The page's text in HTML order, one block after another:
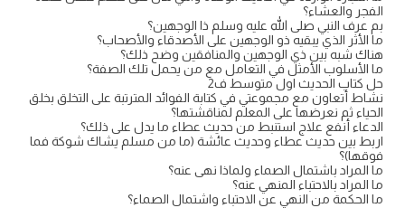
الفجر والعشاء؟
بم عرف النبي صلى الله عليه وسلم ذا الوجهين؟
ما الأثر الذي يبقيه ذو الوجهين على الأصدقاء والأصحاب؟
هناك شبه بين ذي الوجهين والمنافقين وضح ذلك؟
ما الأسلوب الأمثل في التعامل مع من يحمل تلك الصفة؟
حل كتاب الحديث اول متوسط ف2
نشاط أتعاون مع مجموعتي في كتابة الفوائد المترتبة على التخلق بخلق
الحياء ثم نعرضها على المعلم لمناقشتها؟
الدعاء أنفع علاج استنبط من حديث عطاء ما يدل على ذلك؟
اربط بين حديث عطاء وحديث عائشة (ما من مسلم يشاك شوكة فما
فوقها)؟
ما المراد باشتمال الصماء ولماذا نهى عنه؟
ما المراد بالاحتباء المنهي عنه؟
ما الحكمة من النهي عن الاحتباء واشتمال الصماء؟